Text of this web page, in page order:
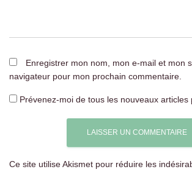
Enregistrer mon nom, mon e-mail et mon
navigateur pour mon prochain commentaire.
Prévenez-moi de tous les nouveaux articles
Ce site utilise Akismet pour réduire les